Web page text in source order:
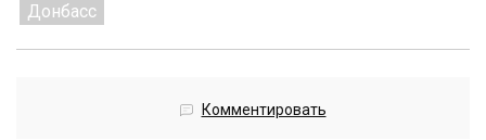
Донбасс
Комментировать